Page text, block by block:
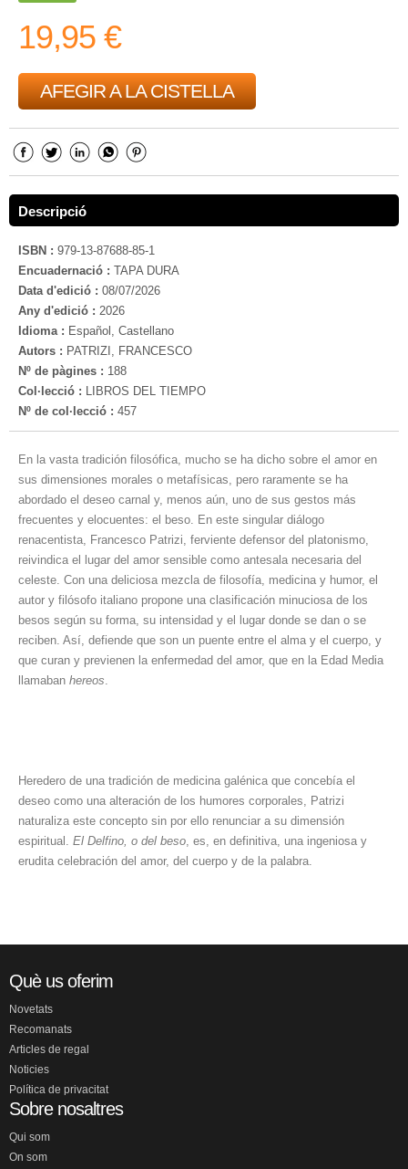
19,95 €
AFEGIR A LA CISTELLA
Descripció
ISBN : 979-13-87688-85-1
Encuadernació : TAPA DURA
Data d'edició : 08/07/2026
Any d'edició : 2026
Idioma : Español, Castellano
Autors : PATRIZI, FRANCESCO
Nº de pàgines : 188
Col·lecció : LIBROS DEL TIEMPO
Nº de col·lecció : 457
En la vasta tradición filosófica, mucho se ha dicho sobre el amor en
sus dimensiones morales o metafísicas, pero raramente se ha
abordado el deseo carnal y, menos aún, uno de sus gestos más
frecuentes y elocuentes: el beso. En este singular diálogo
renacentista, Francesco Patrizi, ferviente defensor del platonismo,
reivindica el lugar del amor sensible como antesala necesaria del
celeste. Con una deliciosa mezcla de filosofía, medicina y humor, el
autor y filósofo italiano propone una clasificación minuciosa de los
besos según su forma, su intensidad y el lugar donde se dan o se
reciben. Así, defiende que son un puente entre el alma y el cuerpo, y
que curan y previenen la enfermedad del amor, que en la Edad Media
llamaban hereos.
Heredero de una tradición de medicina galénica que concebía el
deseo como una alteración de los humores corporales, Patrizi
naturaliza este concepto sin por ello renunciar a su dimensión
espiritual. El Delfino, o del beso, es, en definitiva, una ingeniosa y
erudita celebración del amor, del cuerpo y de la palabra.
Què us oferim
Novetats
Recomanats
Articles de regal
Noticies
Política de privacitat
Sobre nosaltres
Qui som
On som